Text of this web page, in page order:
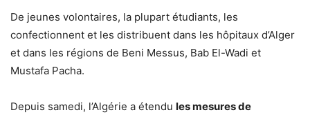
De jeunes volontaires, la plupart étudiants, les
confectionnent et les distribuent dans les hôpitaux d’Alger
et dans les régions de Beni Messus, Bab El-Wadi et
Mustafa Pacha.
Depuis samedi, l’Algérie a étendu les mesures de